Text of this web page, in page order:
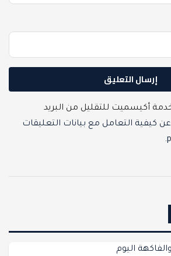
أكيسميت للتقليل من البريد
كيفية التعامل مع بيانات التعليقات
.